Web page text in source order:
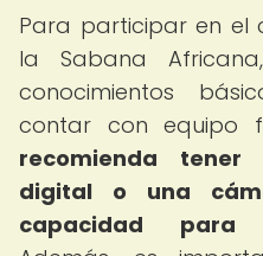
Para participar en el
la Sabana
conocimientos
contar con equipo
recomienda
digital o una
capacidad para